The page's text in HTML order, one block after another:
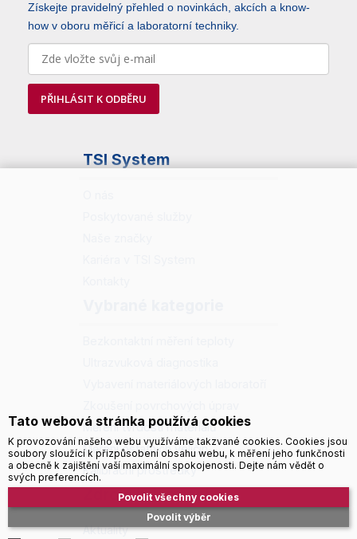
Získejte pravidelný přehled o novinkách, akcích a know-
how v oboru měřicí a laboratorní techniky.
PŘIHLÁSIT K ODBĚRU
TSI System
Měření tvrdosti materiálů
Měření ostatních veličin
Kalibrační prostředky
Zdroje informací
Aktuality
Tato webová stránka používá cookies
K provozování našeho webu využíváme takzvané cookies. Cookies jsou
soubory sloužící k přizpůsobení obsahu webu, k měření jeho funkčnosti
a obecně k zajištění vaší maximální spokojenosti. Dejte nám vědět o
svých preferencích.
Povolit výběr
Povolit všechny cookies